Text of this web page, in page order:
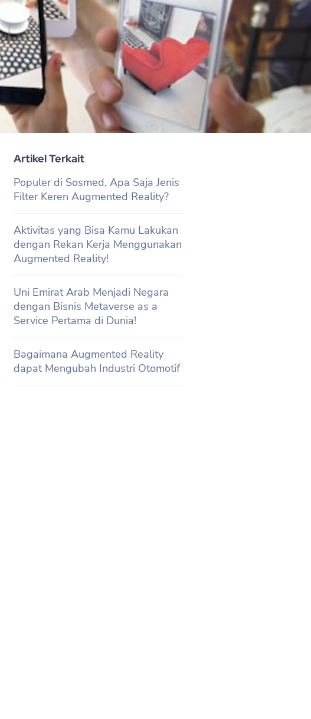
Artikel Terkait
Populer di Sosmed, Apa Saja Jenis
Filter Keren Augmented Reality?
Aktivitas yang Bisa Kamu Lakukan
dengan Rekan Kerja Menggunakan
Augmented Reality!
Uni Emirat Arab Menjadi Negara
dengan Bisnis Metaverse as a
Service Pertama di Dunia!
Bagaimana Augmented Reality
dapat Mengubah Industri Otomotif